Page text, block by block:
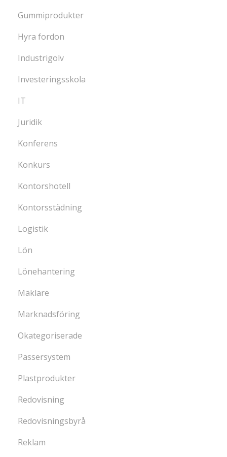
Gummiprodukter
Hyra fordon
Industrigolv
Investeringsskola
IT
Juridik
Konferens
Konkurs
Kontorshotell
Kontorsstädning
Logistik
Lön
Lönehantering
Mäklare
Marknadsföring
Okategoriserade
Passersystem
Plastprodukter
Redovisning
Redovisningsbyrå
Reklam